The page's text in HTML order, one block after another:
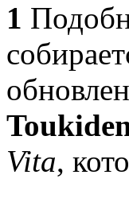
1
Vita,